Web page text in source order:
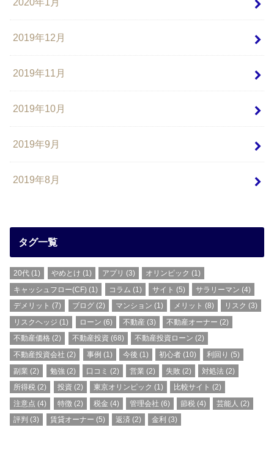
2019年12月
2019年11月
2019年10月
2019年9月
2019年8月
タグ一覧
20代 (1) やめとけ (1) アプリ (3) オリンピック (1)
キャッシュフロー(CF) (1) コラム (1) サイト (5) サラリーマン (4)
デメリット (7) ブログ(2) マンション (1) メリット (8) リスク (3)
リスクヘッジ (1) ローン (6) 不動産(3) 不動産オーナー (2)
不動産価格 (2) 不動産投資 (68) 不動産投資ローン (2)
不動産投資会社 (2) 事例 (1) 今後 (1) 初心者 (10) 利回り (5)
副業 (2) 勉強 (2) 口コミ (2) 営業 (2) 失敗 (2) 対処法 (2)
所得税 (2) 投資 (2) 東京オリンピック (1) 比較サイト (2)
注意点 (4) 特徴(2) 税金 (4) 管理会社 (6) 節税 (4) 芸能人 (2)
評判 (3) 賃貸オーナー (5) 返済 (2) 金利 (3)